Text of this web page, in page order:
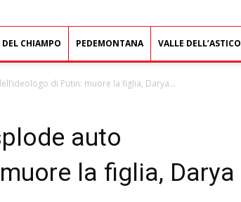
DEL CHIAMPO PEDEMONTANA VALLE DELL’ASTICO
di Putin: muore la figlia, Darya...
auto
la figlia, Darya